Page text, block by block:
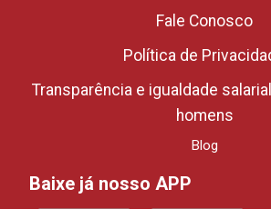
Fale Conosco
Política de
Transparência e igualdade
homens
Blog
Baixe já nosso APP